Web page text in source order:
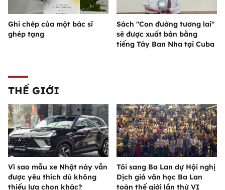
Ghi chép của một bác sĩ
ghép tạng
Sách "Con đường tương lai"
sẽ được xuất bản bằng
tiếng Tây Ban Nha tại Cuba
THẾ GIỚI
Vì sao mẫu xe Nhật này vẫn
được yêu thích dù không
thiếu lựa chọn khác?
Tôi sang Ba Lan dự Hội nghị
Dịch giả văn học Ba Lan
toàn thế giới lần thứ VI